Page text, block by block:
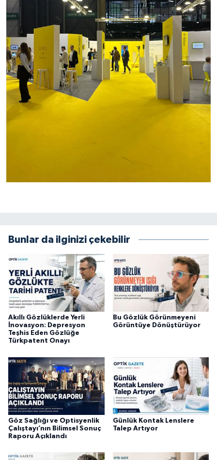
Bunlar da ilginizi çekebilir
Akıllı Gözlüklerde Yerli
İnovasyon: Depresyon
Teşhis Eden Gözlüğe
Türkpatent Onayı
Bu Gözlük Görünmeyeni
Görüntüye Dönüştürüyor
Göz Sağlığı ve Optisyenlik
Çalıştayı’nın Bilimsel Sonuç
Raporu Açıklandı
Günlük Kontak Lenslere
Talep Artıyor